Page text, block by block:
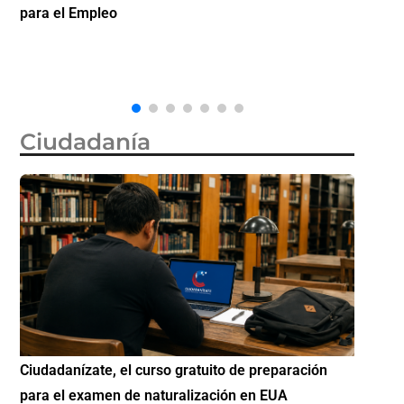
la ciudadanía por nacimiento, semanas después de
Ciudadanía
Si eres residente ingresa a Ciudadanízate, el curso
gratuito de preparación para el examen de